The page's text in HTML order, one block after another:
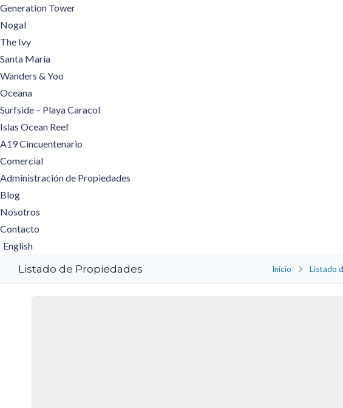
Generation Tower
Nogal
The Ivy
Santa María
Wanders & Yoo
Oceana
Surfside – Playa Caracol
Islas Ocean Reef
A19 Cincuentenario
Comercial
Administración de Propiedades
Blog
Nosotros
Contacto
English
Listado de Propiedades Inicio Listado